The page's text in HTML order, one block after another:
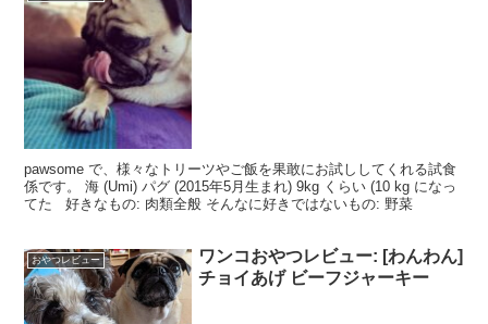
pawsome で、様々なトリーツやご飯を果敢にお試ししてくれる試食
係です。 海 (Umi) パグ (2015年5月生まれ) 9kg くらい (10 kg になっ
てた 好きなもの: 肉類全般 そんなに好きではないもの: 野菜
おやつレビュー
ワンコおやつレビュー: [わんわん]
チョイあげ ビーフジャーキー